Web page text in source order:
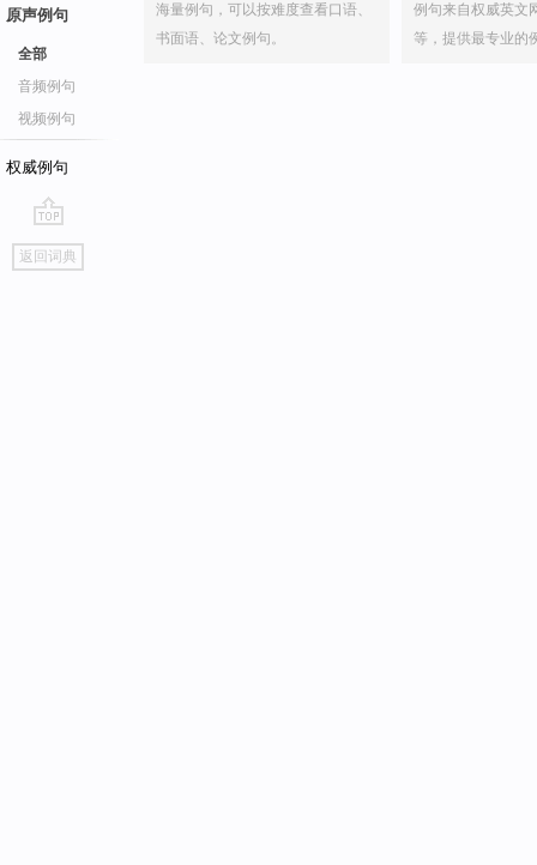
原声例句
全部
音频例句
视频例句
权威例句
go
top
返回词典
海量例句，可以按难度查看口语、
书面语、论文例句。
例句来自权威英文
等，提供最专业的